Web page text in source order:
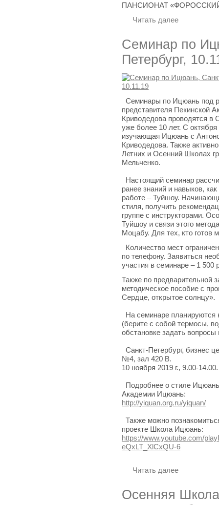
ПАНСИОНАТ
Читать далее
Семинар по
Петербург,
Семинары по Ицюань под
представителя Пекинской
Криводедова проводятся в
уже более 10 лет. С октября
изучающая Ицюань с
Криводедова. Также
Летних и Осенний Школах
Мельченко.
Настоящий семинар
ранее знаний и навыков,
работе – Туйшоу.
стиля, получить
группе с инструкторами.
Туйшоу и связи этого
Моцабу. Для тех, кто готов
Количество мест
по телефону. Заявиться
участия в семинаре – 1 500
Также по предварительной
методическое пособие с
Сердце, открытое солнцу».
На семинаре
(берите с собой термосы,
обстановке задать вопросы
Санкт-Петербург, бизнес
№4, зал 420 В.
10 ноября 2019 г., 9.00-14.00.
Подробнее о стиле
Академии Ицюань:
http://yiquan.org.ru/yiquan/
Также можно
проекте Школа Ицюань:
https://www.youtube.com/
eQxLT_XlCxQU-6
Читать далее
Осенняя